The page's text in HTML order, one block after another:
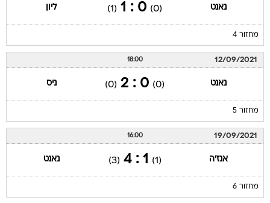
נאנט (0)
0 : 1
(1) ליון
מחזור 4
12/09/2021
18:00
נאנט (0)
0 : 2
(0) ניס
מחזור 5
19/09/2021
16:00
אנז'ה (1)
1 : 4
(3) נאנט
מחזור 6